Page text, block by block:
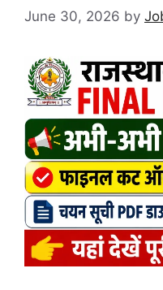
June 30, 2026 by